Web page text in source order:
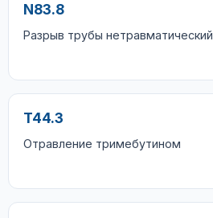
N83.8
Разрыв трубы нетравматический
T44.3
Отравление тримебутином